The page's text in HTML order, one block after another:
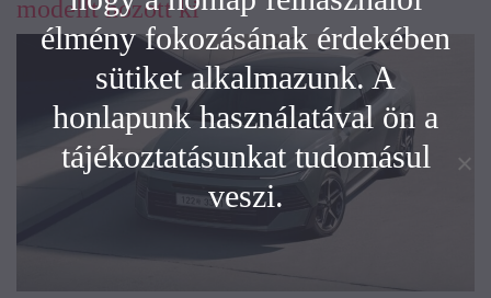
modellt hozott ki
élmény fokozásának érdekében
sütiket alkalmazunk. A
honlapunk használatával ön a
tájékoztatásunkat tudomásul
veszi.